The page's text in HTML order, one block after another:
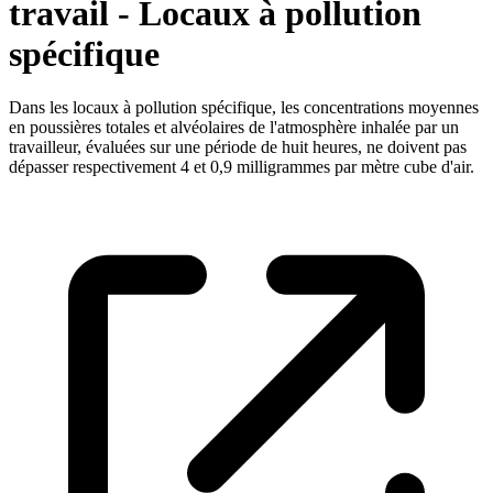
travail - Locaux à pollution
spécifique
Dans les locaux à pollution spécifique, les concentrations moyennes
en poussières totales et alvéolaires de l'atmosphère inhalée par un
travailleur, évaluées sur une période de huit heures, ne doivent pas
dépasser respectivement 4 et 0,9 milligrammes par mètre cube d'air.